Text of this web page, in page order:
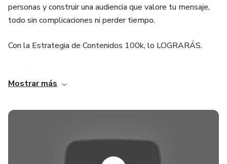
personas y construir una audiencia que valore tu mensaje,
todo sin complicaciones ni perder tiempo.
Con la Estrategia de Contenidos 100k, lo LOGRARÁS.
a transformar cualquier idea en contenido atractivo y viral.
conversiones en tiempo récord.
Mostrar más